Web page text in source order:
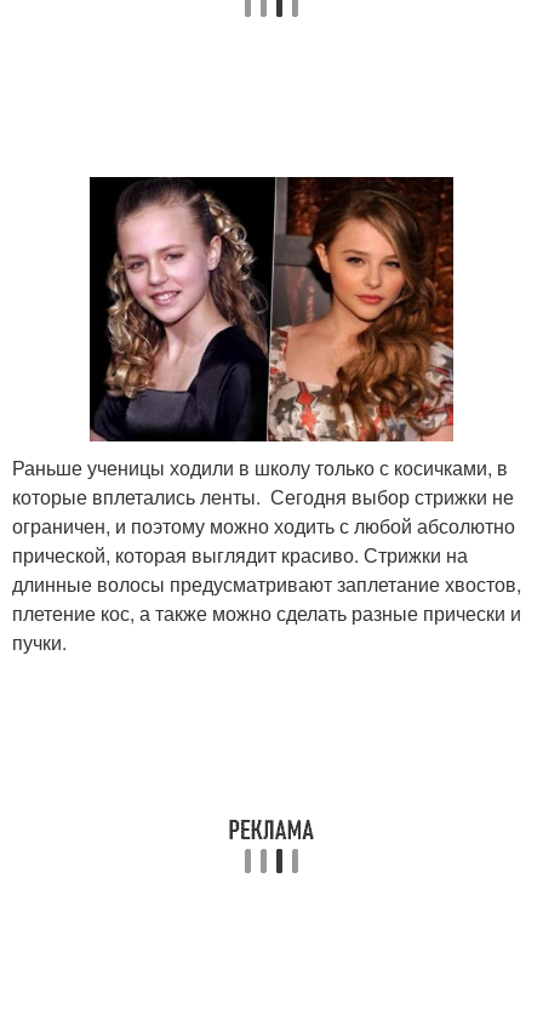
Раньше ученицы ходили в школу только с косичками, в
которые вплетались ленты. Сегодня выбор стрижки не
ограничен, и поэтому можно ходить с любой абсолютно
прической, которая выглядит красиво. Стрижки на
длинные волосы предусматривают заплетание хвостов,
плетение кос, а также можно сделать разные прически и
пучки.